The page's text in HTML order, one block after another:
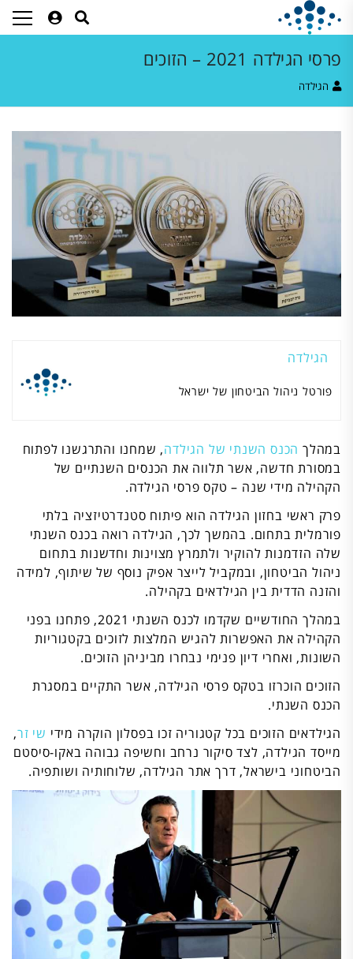
פרסי הגילדה 2021 – הזוכים
הגילדה
הגילדה
פורטל ניהול הביטחון של ישראל
במהלך הכנס השנתי של הגילדה, שמחנו והתרגשנו לפתוח
במסורת חדשה, אשר תלווה את הכנסים השנתיים של
הקהילה מידי שנה – טקס פרסי הגילדה.
פרק ראשי בחזון הגילדה הוא פיתוח סטנדרטיזציה בלתי
פורמלית בתחום. בהמשך לכך, הגילדה רואה בכנס השנתי
שלה הזדמנות להוקיר ולתמרץ מצוינות וחדשנות בתחום
ניהול הביטחון, ובמקביל לייצר אפיק נוסף של שיתוף, למידה
והזנה הדדית בין הגילדאים בקהילה.
במהלך החודשיים שקדמו לכנס השנתי 2021, פתחנו בפני
הקהילה את האפשרות להגיש המלצות לזוכים בקטגוריות
השונות, ואחרי דיון פנימי נבחרו מביניהן הזוכים.
הזוכים הוכרזו בטקס פרסי הגילדה, אשר התקיים במסגרת
הכנס השנתי.
הגילדאים הזוכים בכל קטגוריה זכו בפסלון הוקרה מידי שי זר,
מייסד הגילדה, לצד סיקור נרחב וחשיפה גבוהה באקו-סיסטם
הביטחוני בישראל, דרך אתר הגילדה, שלוחותיה ושותפיה.